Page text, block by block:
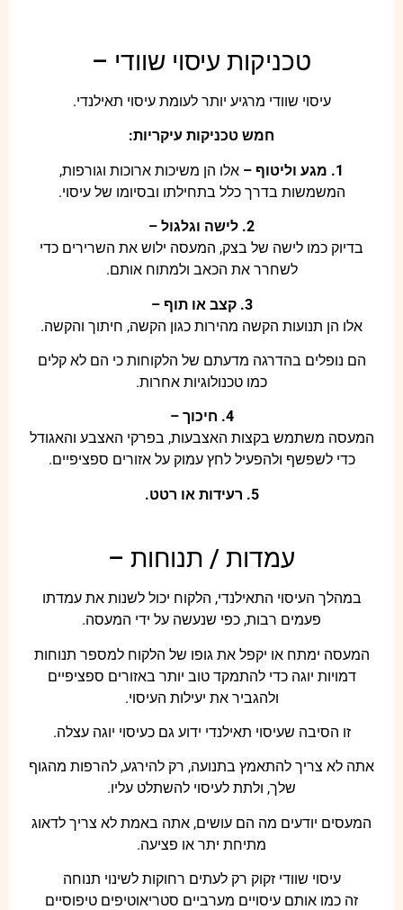
טכניקות עיסוי שוודי –
עיסוי שוודי מרגיע יותר לעומת עיסוי תאילנדי.
חמש טכניקות עיקריות:
1. מגע וליטוף –
אלו הן משיכות ארוכות וגורפות,
המשמשות בדרך כלל בתחילתו ובסיומו של עיסוי.
2. לישה וגלגול –
בדיוק כמו לישה של בצק, המעסה ילוש את השרירים כדי
לשחרר את הכאב ולמתוח אותם.
3. קצב או תוף –
אלו הן תנועות הקשה מהירות כגון הקשה, חיתוך והקשה.
הם נופלים בהדרגה מדעתם של הלקוחות כי הם לא קלים
כמו טכנולוגיות אחרות.
4. חיכוך –
המעסה משתמש בקצות האצבעות, בפרקי האצבע והאגודל
כדי לשפשף ולהפעיל לחץ עמוק על אזורים ספציפיים.
5. רעידות או רטט.
עמדות / תנוחות –
במהלך העיסוי התאילנדי, הלקוח יכול לשנות את עמדתו
פעמים רבות, כפי שנעשה על ידי המעסה.
המעסה ימתח או יקפל את גופו של הלקוח למספר תנוחות
דמויות יוגה כדי להתמקד טוב יותר באזורים ספציפיים
ולהגביר את יעילות העיסוי.
זו הסיבה שעיסוי תאילנדי ידוע גם כעיסוי יוגה עצלה.
אתה לא צריך להתאמץ בתנועה, רק להירגע, להרפות מהגוף
שלך, ולתת לעיסוי להשתלט עליו.
המעסים יודעים מה הם עושים, אתה באמת לא צריך לדאוג
מתיחת יתר או פציעה.
עיסוי שוודי זקוק רק לעתים רחוקות לשינוי תנוחה
זה כמו אותם עיסויים מערביים סטריאוטיפים טיפוסיים